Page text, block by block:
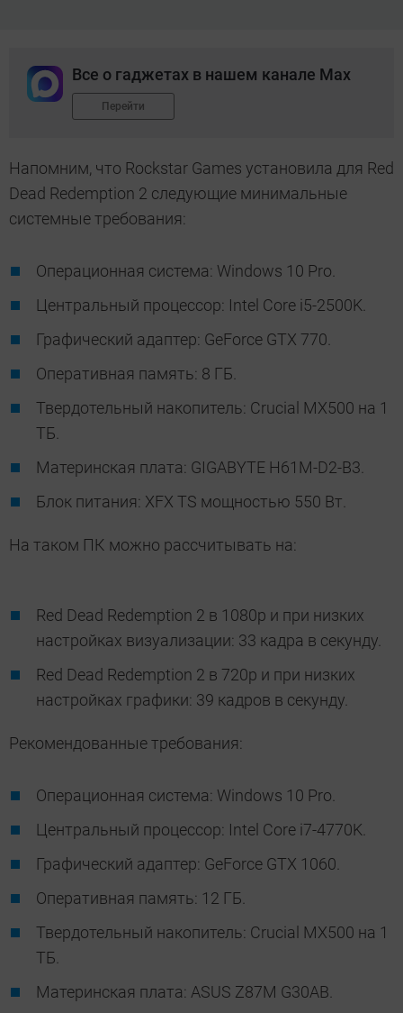
Все о гаджетах в нашем канале Max
Перейти
Напомним, что Rockstar Games установила для Red
Dead Redemption 2 следующие минимальные
системные требования:
Операционная система: Windows 10 Pro.
Центральный процессор: Intel Core i5-2500K.
Графический адаптер: GeForce GTX 770.
Оперативная память: 8 ГБ.
Твердотельный накопитель: Crucial MX500 на 1
ТБ.
Материнская плата: GIGABYTE H61M-D2-B3.
Блок питания: XFX TS мощностью 550 Вт.
На таком ПК можно рассчитывать на:
Red Dead Redemption 2 в 1080p и при низких
настройках визуализации: 33 кадра в секунду.
Red Dead Redemption 2 в 720p и при низких
настройках графики: 39 кадров в секунду.
Рекомендованные требования:
Операционная система: Windows 10 Pro.
Центральный процессор: Intel Core i7-4770K.
Графический адаптер: GeForce GTX 1060.
Оперативная память: 12 ГБ.
Твердотельный накопитель: Crucial MX500 на 1
ТБ.
Материнская плата: ASUS Z87M G30AB.